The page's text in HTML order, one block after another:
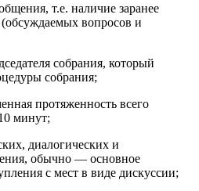
т.е. наличие заранее
вопросов и
собрания, который
собрания;
протяженность всего
минут;
диалогических и
обычно — основное
с мест в виде дискуссии;